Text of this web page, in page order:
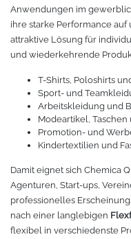
Anwendungen im
ihre starke Performance
attraktive Lösung für
und wiederkehrende
T-Shirts, Poloshirts
Sport- und
Arbeitskleidung und
Modeartikel, Taschen
Promotion- und
Kindertextilien und
Damit eignet sich Chemica
Agenturen, Start-ups,
professionelles
nach einer langlebigen
flexibel in verschiedenste